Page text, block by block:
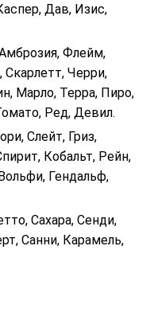
Дав, Изис,
Флейм,
Черри,
Марло, Терра, Пиро,
Ред, Девил.
Слейт, Гриз,
Кобальт, Рейн,
Гендальф,
Сахара, Сенди,
Санни, Карамель,